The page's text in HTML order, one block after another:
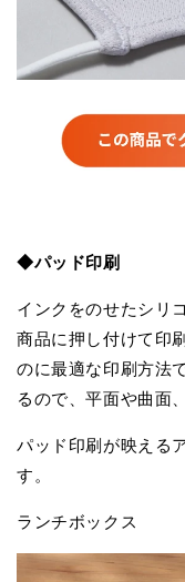
◆パッド印刷
インクをのせたシリ
商品に押し付けて印
のに最適な印刷方法
るので、平面や曲面
パッド印刷が映える
す。
ランチボックス